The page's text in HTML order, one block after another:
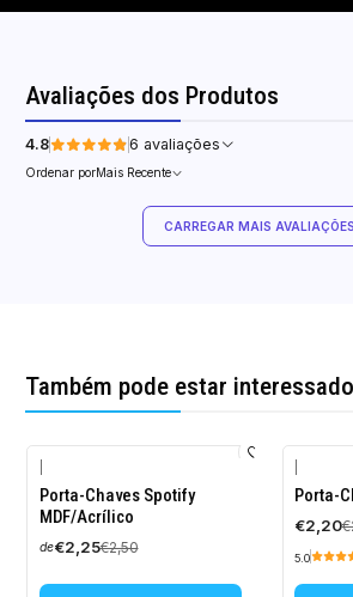
Avaliações dos Produtos
4.8 6 avaliações
Ordenar porMais Recente
CARREGAR MAIS AVALIAÇÕES
Também pode estar
-10%
DESCONTO
Porta-Chaves Spotify
MDF/Acrílico
de€2,25€2,50
-10%
Porta-
€2,20
5.0